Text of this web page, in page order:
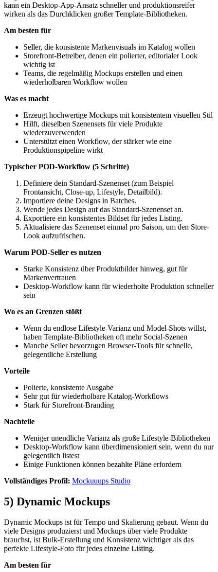
kann ein Desktop-App-Ansatz schneller und produktionsreifer
wirken als das Durchklicken großer Template-Bibliotheken.
Am besten für
Seller, die konsistente Markenvisuals im Katalog wollen
Storefront-Betreiber, denen ein polierter, editorialer Look
wichtig ist
Teams, die regelmäßig Mockups erstellen und einen
wiederholbaren Workflow wollen
Was es macht
Erzeugt hochwertige Mockups mit konsistentem visuellen Stil
Hilft, dieselben Szenensets für viele Produkte
wiederzuverwenden
Unterstützt einen Workflow, der stärker wie eine
Produktionspipeline wirkt
Typischer POD-Workflow (5 Schritte)
Definiere dein Standard-Szenenset (zum Beispiel
Frontansicht, Close-up, Lifestyle, Detailbild).
Importiere deine Designs in Batches.
Wende jedes Design auf das Standard-Szenenset an.
Exportiere ein konsistentes Bildset für jedes Listing.
Aktualisiere das Szenenset einmal pro Saison, um den Store-
Look aufzufrischen.
Warum POD-Seller es nutzen
Starke Konsistenz über Produktbilder hinweg, gut für
Markenvertrauen
Desktop-Workflow kann für wiederholte Produktion schneller
sein
Wo es an Grenzen stößt
Wenn du endlose Lifestyle-Varianz und Model-Shots willst,
haben Template-Bibliotheken oft mehr Social-Szenen
Manche Seller bevorzugen Browser-Tools für schnelle,
gelegentliche Erstellung
Vorteile
Polierte, konsistente Ausgabe
Sehr gut für wiederholbare Katalog-Workflows
Stark für Storefront-Branding
Nachteile
Weniger unendliche Varianz als große Lifestyle-Bibliotheken
Desktop-Workflow kann überdimensioniert sein, wenn du nur
gelegentlich listest
Einige Funktionen können bezahlte Pläne erfordern
Vollständiges Profil: Mockuuups Studio
5) Dynamic Mockups
Dynamic Mockups ist für Tempo und Skalierung gebaut. Wenn du
viele Designs produzierst und Mockups über viele Produkte
brauchst, ist Bulk-Erstellung und Konsistenz wichtiger als das
perfekte Lifestyle-Foto für jedes einzelne Listing.
Am besten für